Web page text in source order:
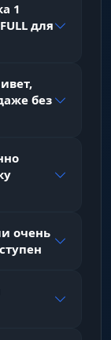
при
1
для
без
очень